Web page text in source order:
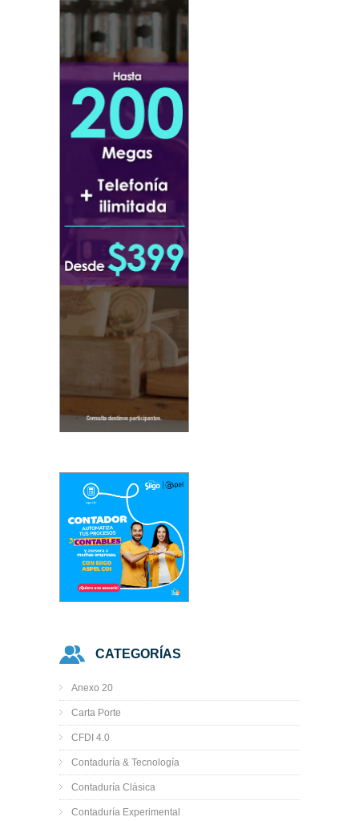
CATEGORÍAS
Anexo 20
Carta Porte
CFDI 4.0
Contaduría & Tecnología
Contaduría Clásica
Contaduría Experimental